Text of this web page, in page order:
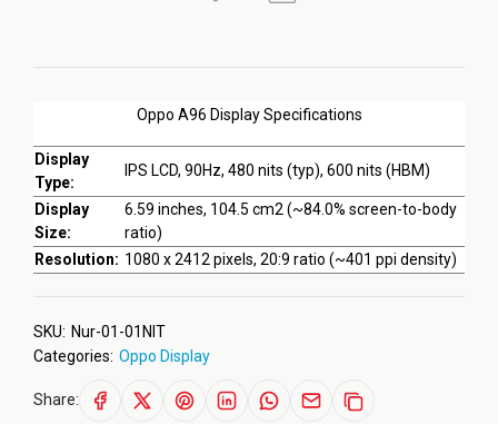
Oppo A96 Display Specifications
Display
Type:
IPS LCD, 90Hz, 480 nits (typ), 600 nits (HBM)
Display
Size:
6.59 inches, 104.5 cm2 (~84.0% screen-to-body
ratio)
Resolution: 1080 x 2412 pixels, 20:9 ratio (~401 ppi density)
SKU: Nur-01-01NIT
Categories: Oppo Display
Share: